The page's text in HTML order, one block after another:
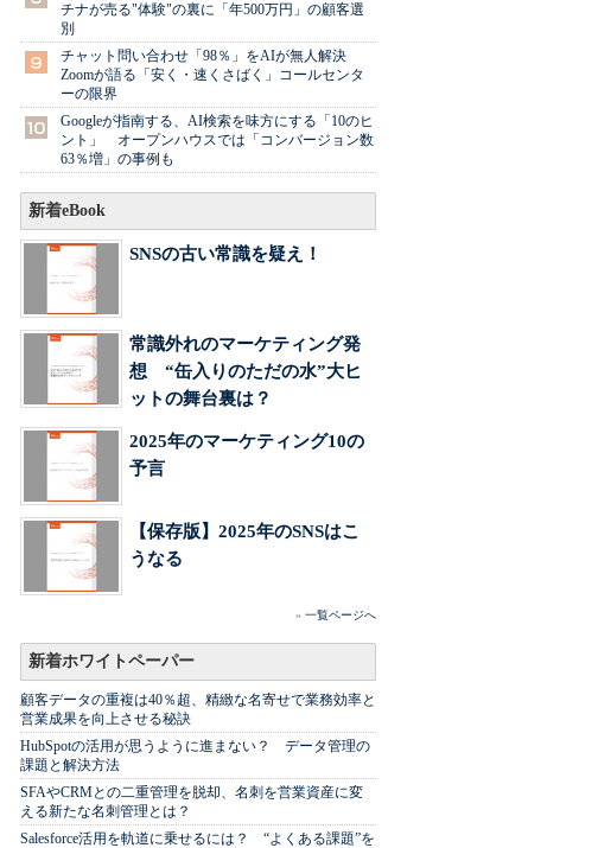
チナが売る"体験"の裏に「年500万円」の顧客選
別
チャット問い合わせ「98％」をAIが無人解決
Zoomが語る「安く・速くさばく」コールセンタ
ーの限界
Googleが指南する、AI検索を味方にする「10のヒ
ント」 オープンハウスでは「コンバージョン数
63％増」の事例も
新着eBook
SNSの古い常識を疑え！
常識外れのマーケティング発
想 “缶入りのただの水”大ヒ
ットの舞台裏は？
2025年のマーケティング10の
予言
【保存版】2025年のSNSはこ
うなる
» 一覧ページへ
新着ホワイトペーパー
顧客データの重複は40％超、精緻な名寄せで業務効率と
営業成果を向上させる秘訣
HubSpotの活用が思うように進まない？ データ管理の
課題と解決方法
SFAやCRMとの二重管理を脱却、名刺を営業資産に変
える新たな名刺管理とは？
Salesforce活用を軌道に乗せるには？ “よくある課題”を